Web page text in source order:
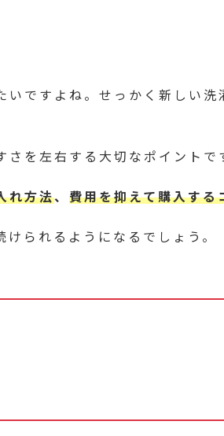
ですよね。せっかく新しい洗
を左右する大切なポイントで
れ方法、 費用を抑えて購入する
られるようになるでしょう。